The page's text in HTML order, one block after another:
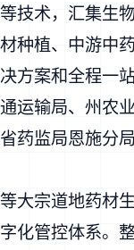
技术，汇集
种植、中游中
方案和全程一
运输局、州农
监局恩施分
大宗道地药
化管控体系。